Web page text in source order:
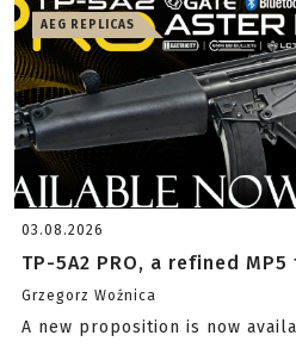
AEG REPLICAS
03.08.2026
TP-5A2 PRO, a refined
Grzegorz Woźnica
A new proposition is now